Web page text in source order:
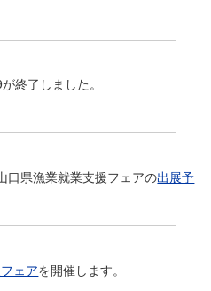
終了しました。
口県漁業就業支援フェアの出展予
ェアを開催します。